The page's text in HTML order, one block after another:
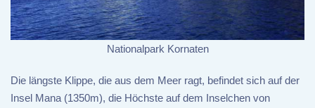
Nationalpark Kornaten
Die längste Klippe, die aus dem Meer ragt, befindet sich auf der
Insel Mana (1350m), die Höchste auf dem Inselchen von